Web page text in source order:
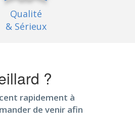
Qualité
& Sérieux
?
rapidement à
de venir afin